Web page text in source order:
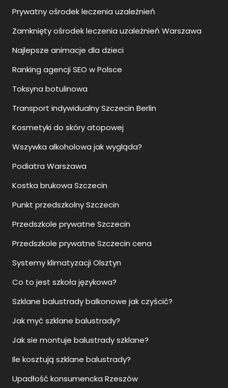
Prywatny ośrodek leczenia uzależnień
Zamknięty ośrodek leczenia uzależnień Warszawa
Najlepsze animacje dla dzieci
Ranking agencji SEO w Polsce
Toksyna botulinowa
Transport indywidualny Szczecin Berlin
Kosmetyki do skóry atopowej
Wszywka alkoholowa jak wygląda?
Podiatra Warszawa
Kostka brukowa Szczecin
Punkt przedszkolny Szczecin
Przedszkole prywatne Szczecin
Przedszkole prywatne Szczecin cena
Systemy klimatyzacji Olsztyn
Co to jest szkoła językowa?
Szklane balustrady balkonowe jak czyścić?
Jak myć szklane balustrady?
Jak sie montuje balustrady szklane?
Ile kosztują szklane balustrady?
Upadłość konsumencka Rzeszów